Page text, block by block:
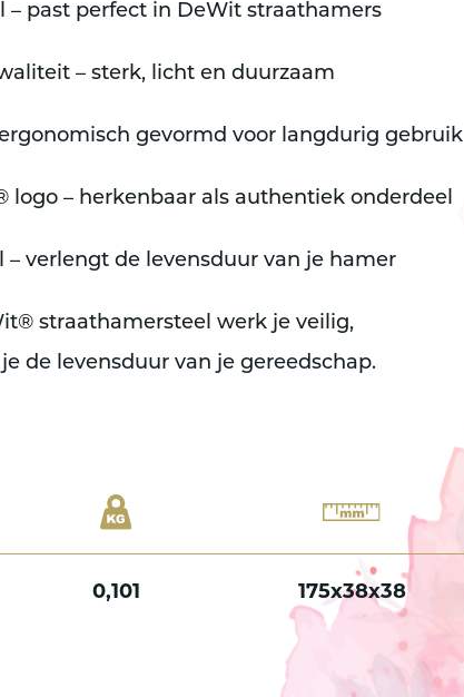
– past perfect in DeWit straathamers
– sterk, licht en duurzaam
gevormd voor langdurig gebruik
logo – herkenbaar als authentiek onderdeel
– verlengt de levensduur van je hamer
straathamersteel werk je veilig,
de levensduur van je gereedschap.
0,101 175x38x38